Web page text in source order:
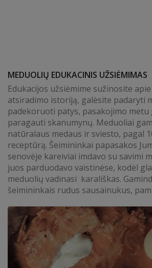
MEDUOLIŲ EDUKACINIS UŽSIĖMIMAS
Edukacijos užsiėmime sužinosite
atsiradimo istoriją, galėsite padaryti
padekoruoti patys, pasakojimo metu
paragauti skanumynų. Meduoliai
natūralaus medaus ir sviesto, pagal
receptūrą. Šeimininkai papasakos
senovėje kareiviai imdavo su savimi
juos parduodavo vaistinėse, kodėl
meduolių vadinasi karališkas.
šeimininkais rudus sausainukus,